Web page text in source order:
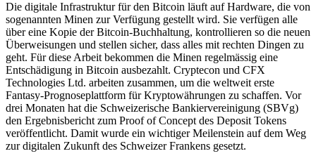
Die digitale Infrastruktur für den Bitcoin läuft auf Hardware, die von
sogenannten Minen zur Verfügung gestellt wird. Sie verfügen alle
über eine Kopie der Bitcoin-Buchhaltung, kontrollieren so die neuen
Überweisungen und stellen sicher, dass alles mit rechten Dingen zu
geht. Für diese Arbeit bekommen die Minen regelmässig eine
Entschädigung in Bitcoin ausbezahlt. Cryptecon und CFX
Technologies Ltd. arbeiten zusammen, um die weltweit erste
Fantasy-Prognoseplattform für Kryptowährungen zu schaffen. Vor
drei Monaten hat die Schweizerische Bankiervereinigung (SBVg)
den Ergebnisbericht zum Proof of Concept des Deposit Tokens
veröffentlicht. Damit wurde ein wichtiger Meilenstein auf dem Weg
zur digitalen Zukunft des Schweizer Frankens gesetzt.